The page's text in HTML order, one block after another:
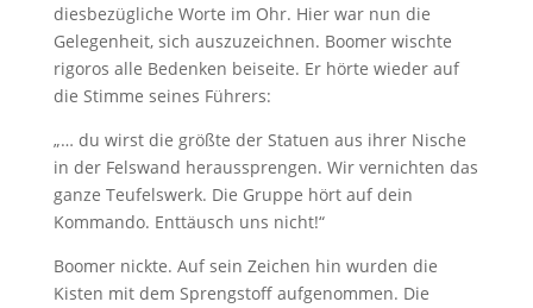
diesbezügliche Worte im Ohr. Hier war nun die
Gelegenheit, sich auszuzeichnen. Boomer wischte
rigoros alle Bedenken beiseite. Er hörte wieder auf
die Stimme seines Führers:
„… du wirst die größte der Statuen aus ihrer Nische
in der Felswand heraussprengen. Wir vernichten das
ganze Teufelswerk. Die Gruppe hört auf dein
Kommando. Enttäusch uns nicht!“
Boomer nickte. Auf sein Zeichen hin wurden die
Kisten mit dem Sprengstoff aufgenommen. Die